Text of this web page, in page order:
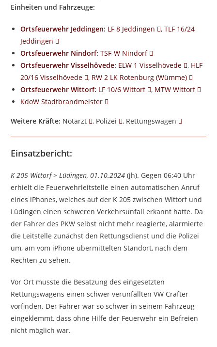
Einheiten und Fahrzeuge:
Ortsfeuerwehr Jeddingen: LF 8 Jeddingen ,TLF 16/24
Jeddingen
Ortsfeuerwehr Nindorf: TSF-W Nindorf
Ortsfeuerwehr Visselhövede: ELW 1 Visselhövede , HLF
20/16 Visselhövede
, RW 2 LK Rotenburg (Wümme)
Ortsfeuerwehr Wittorf: LF 10/6 Wittorf , MTW Wittorf
KdoW Stadtbrandmeister
Weitere Kräfte: Notarzt , Polizei , Rettungswagen
Einsatzbericht:
K 205 Wittorf > Lüdingen, 01.10.2024 (jh). Gegen 06:40 Uhr
erhielt die Feuerwehrleitstelle einen automatischen Anruf
eines iPhones, welches auf der K 205 zwischen Wittorf und
Lüdingen einen schweren Verkehrsunfall erkannt hatte. Da
der Fahrer des PKW selbst nicht mehr reagierte, alarmierte
die Leitstelle zunächst den Rettungsdienst und die Polizei
um, am vom iPhone übermittelten Standort, nach dem
Rechten zu sehen.
Vor Ort musste die Besatzung des eingesetzten
Rettungswagens einen schwer verunfallten VW Crafter
vorfinden. Der Fahrer war so schwer in seinem Fahrzeug
eingeklemmt, dass ohne Hilfe der Feuerwehr ein Befreien
nicht möglich war.